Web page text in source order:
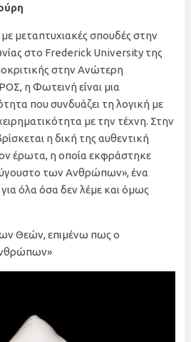
μεταπτυχιακές σπουδές στην
στο Frederick University της
στην Ανώτερη
η Φωτεινή είναι μια
που συνδυάζει τη λογική με
με την τέχνη. Στην
η δική της αυθεντική
έρωτα, η οποία εκφράστηκε
των Ανθρώπων», ένα
όλα όσα δεν λέμε και όμως
Θεών, επιμένω πως ο